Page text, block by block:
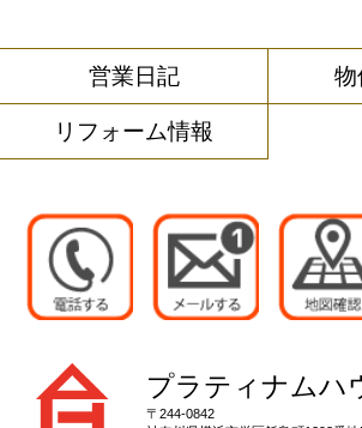
営業日記 物
リフォーム情報
プラティナムハ
〒244-0842